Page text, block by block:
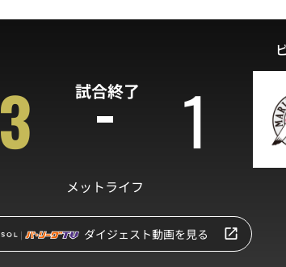
試合終了
3 1
メットライフ
ダイジェスト動画を見る